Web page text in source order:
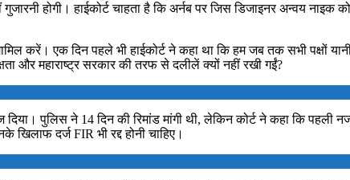
होगी। हाईकोर्ट चाहता है कि अर्नब पर जिस डिजाइनर अन्वय
करें। एक दिन पहले भी हाईकोर्ट ने कहा था कि हम जब तक सभी पक्षों
और महाराष्ट्र सरकार की तरफ से दलीलें क्यों नहीं रखी गईं?
पुलिस ने 14 दिन की रिमांड मांगी थी, लेकिन कोर्ट ने कहा कि पहली
दर्ज FIR भी रद्द होनी चाहिए।